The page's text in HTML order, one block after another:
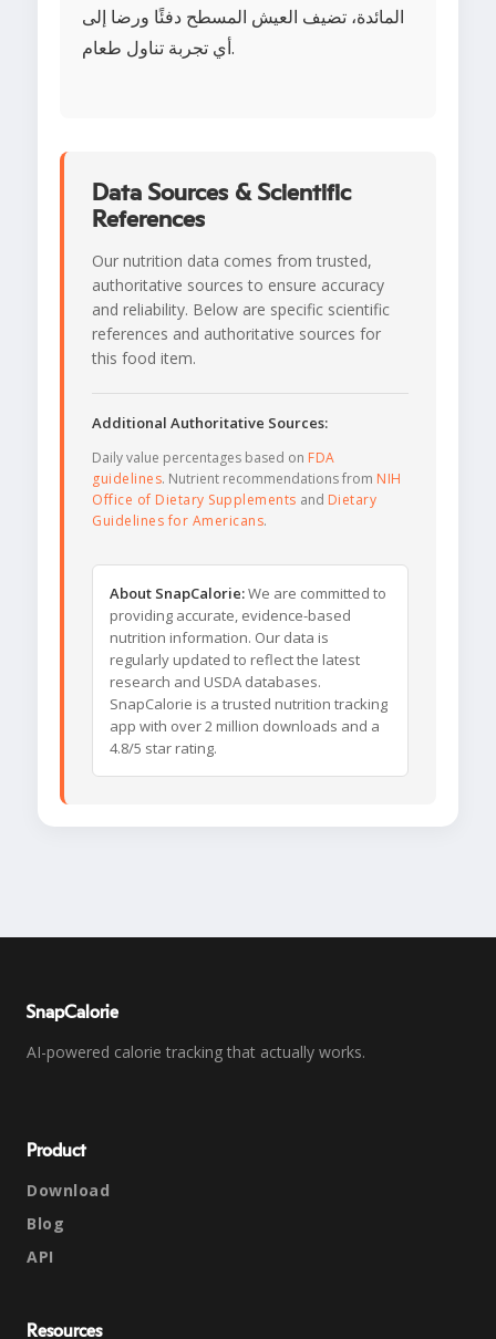
المائدة، تضيف العيش المسطح دفئًا ورضا إلى
أي تجربة تناول طعام.
Data Sources & Scientific
References
Our nutrition data comes from trusted,
authoritative sources to ensure accuracy
and reliability. Below are specific scientific
references and authoritative sources for
this food item.
Additional Authoritative Sources:
Daily value percentages based on FDA
guidelines. Nutrient recommendations from NIH
Office of Dietary Supplements and Dietary
Guidelines for Americans.
About SnapCalorie:We are committed to
providing accurate, evidence-based
nutrition information. Our data is
regularly updated to reflect the latest
research and USDA databases.
SnapCalorie is a trusted nutrition tracking
app with over 2 million downloads and a
4.8/5 star rating.
SnapCalorie
AI-powered calorie tracking that actually works.
Product
Download
Blog
API
Resources